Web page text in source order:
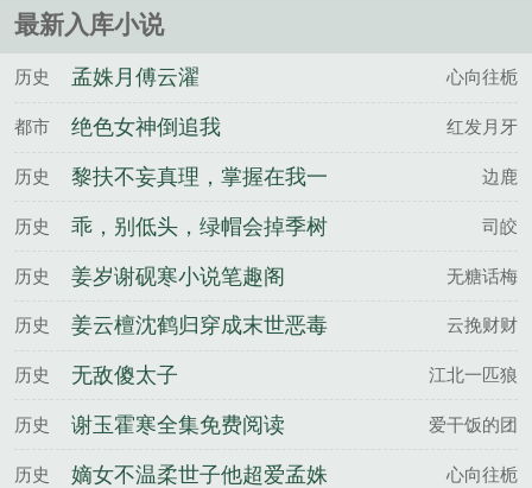
什么会将这个职业传给周跃......
最新入库小说
历史 孟姝月傅云濯 心向往栀
都市 绝色女神倒追我 红发月牙
历史
黎扶不妄真理，掌握在我一
剑之内百度云
边鹿
历史
乖，别低头，绿帽会掉季树
宋涧雪全文完整版
司皎
历史 姜岁谢砚寒小说笔趣阁 无糖话梅
历史
姜云檀沈鹤归穿成末世恶毒
女配后成香饽饽了百度云
云挽财财
历史 无敌傻太子 江北一匹狼
历史 谢玉霍寒全集免费阅读 爱干饭的团
历史
嫡女不温柔世子他超爱孟姝
心向往栀